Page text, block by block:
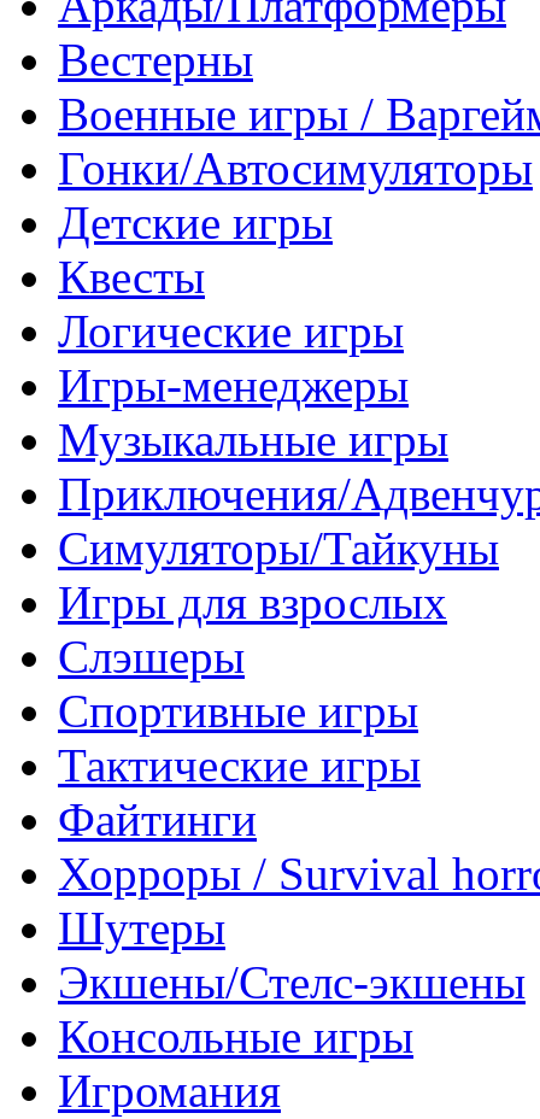
Вестерны
Военные игры /
Гонки/Автосимуляторы
Детские игры
Квесты
Логические игры
Игры-менеджеры
Музыкальные игры
Приключения/
Симуляторы/Тайкуны
Игры для взрослых
Слэшеры
Спортивные игры
Тактические игры
Файтинги
Хорроры / Survival
Шутеры
Экшены/Стелс-экшены
Консольные игры
Игромания